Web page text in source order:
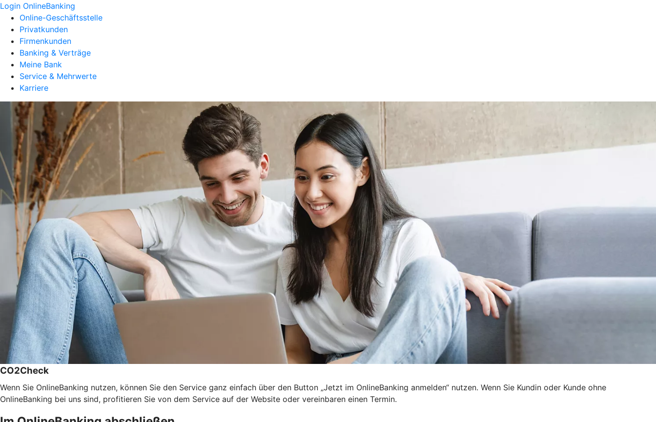
Login OnlineBanking
Online-Geschäftsstelle
Privatkunden
Firmenkunden
Banking & Verträge
Meine Bank
Service & Mehrwerte
Karriere
CO2Check
Wenn Sie OnlineBanking nutzen, können Sie den Service ganz einfach über den Button „Jetzt im OnlineBanking anmelden“ nutzen. Wenn Sie Kundin oder Kunde ohne
OnlineBanking bei uns sind, profitieren Sie von dem Service auf der Website oder vereinbaren einen Termin.